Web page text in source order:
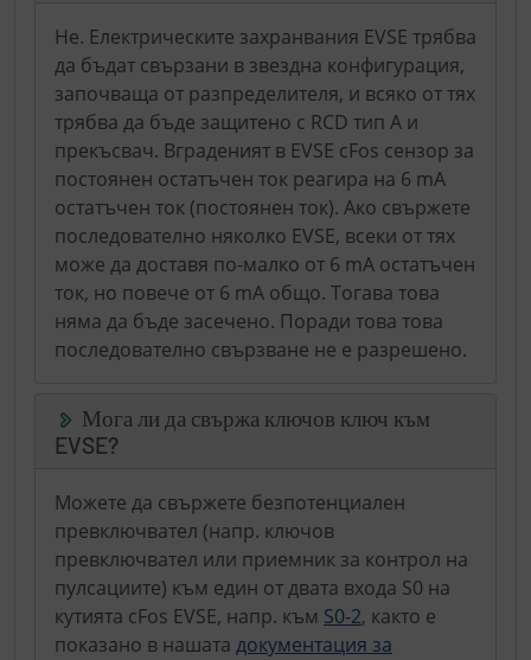
Не. Електрическите захранвания EVSE трябва
да бъдат свързани в звездна конфигурация,
започваща от разпределителя, и всяко от тях
трябва да бъде защитено с RCD тип А и
прекъсвач. Вграденият в EVSE cFos сензор за
постоянен остатъчен ток реагира на 6 mA
остатъчен ток (постоянен ток). Ако свържете
последователно няколко EVSE, всеки от тях
може да доставя по-малко от 6 mA остатъчен
ток, но повече от 6 mA общо. Тогава това
няма да бъде засечено. Поради това това
последователно свързване не е разрешено.
Мога ли да свържа ключов ключ към
EVSE?
Можете да свържете безпотенциален
превключвател (напр. ключов
превключвател или приемник за контрол на
пулсациите) към един от двата входа S0 на
кутията cFos EVSE, напр. към S0-2, както е
показано в нашата документация за